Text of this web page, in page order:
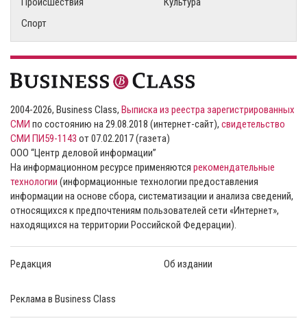
Спорт
2004-2026, Business Class, Выписка из реестра зарегистрированных
СМИ по состоянию на 29.08.2018 (интернет-сайт), свидетельство
СМИ ПИ59-1143 от 07.02.2017 (газета)
ООО “Центр деловой информации”
На информационном ресурсе применяются рекомендательные
технологии (информационные технологии предоставления
информации на основе сбора, систематизации и анализа сведений,
относящихся к предпочтениям пользователей сети «Интернет»,
находящихся на территории Российской Федерации).
Редакция Об издании
Реклама в Business Class